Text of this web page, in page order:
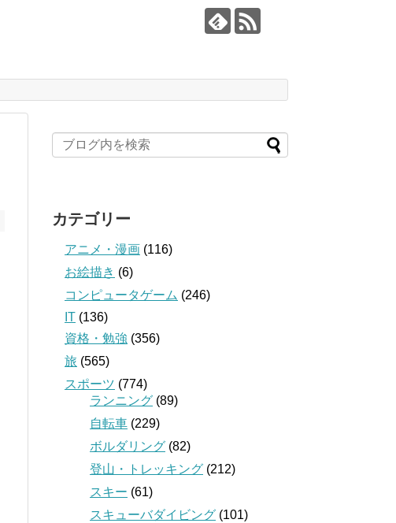
カテゴリー
アニメ・漫画 (116)
お絵描き (6)
コンピュータゲーム (246)
IT (136)
資格・勉強 (356)
旅 (565)
スポーツ (774)
ランニング (89)
自転車 (229)
ボルダリング (82)
登山・トレッキング (212)
スキー (61)
スキューバダイビング (101)